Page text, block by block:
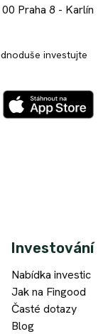
Praha 8 - Karlín
investujte
Investování
Nabídka investic
Jak na Fingood
Časté dotazy
Blog